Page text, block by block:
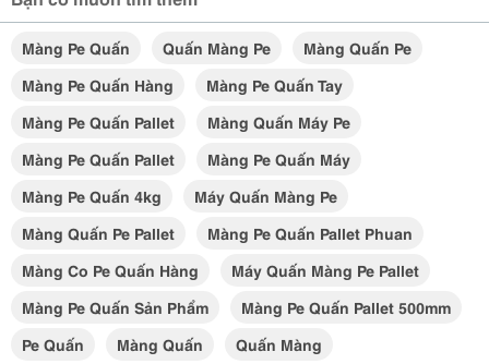
Màng Pe Quấn Quấn Màng Pe
Màng Quấn Pe
Màng Pe Quấn Hàng
Màng Pe Quấn Tay
Màng Pe Quấn Pallet
Màng Quấn Máy Pe
Màng Pe Quấn Pallet
Màng Pe Quấn Máy
Màng Pe Quấn 4kg
Máy Quấn Màng Pe
Màng Quấn Pe Pallet
Màng Pe Quấn Pallet Phuan
Màng Co Pe Quấn Hàng
Máy Quấn Màng Pe Pallet
Màng Pe Quấn Sản Phẩm
Màng Pe Quấn Pallet 500mm
Pe Quấn
Màng Quấn Quấn Màng